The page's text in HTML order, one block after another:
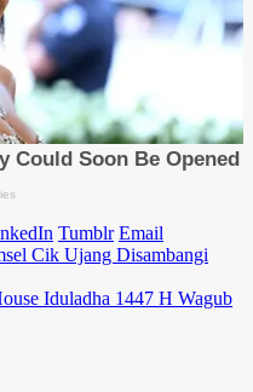
Tumblr Email
Cik Ujang Disambangi
Iduladha 1447 H Wagub